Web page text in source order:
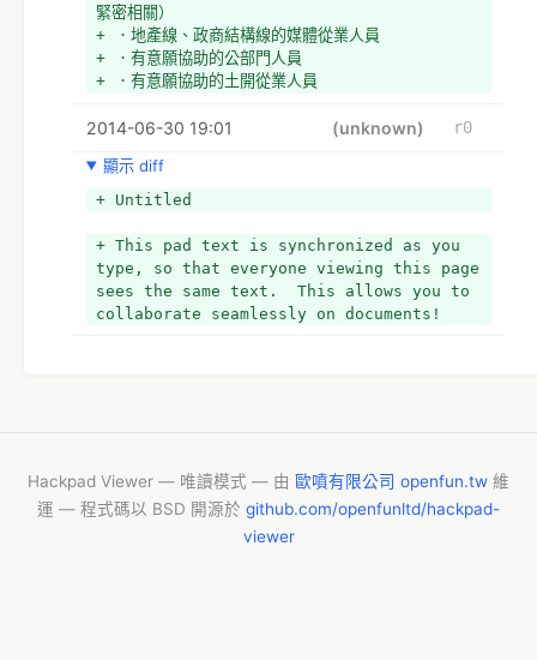
緊密相關）
+ ．地產線、政商結構線的媒體從業人員
+ ．有意願協助的公部門人員
+ ．有意願協助的土開從業人員
+ ．資料庫建置的程式人員
+ ．資料呈現的程式人員
+ ．行動企劃的構想人員
+
+
+ *實體行動與相關團體單位捲動：
+
2014-06-30 19:01 (unknown)
r0
顯示 diff
+ Untitled
+ This pad text is synchronized as you
type, so that everyone viewing this page
sees the same text.  This allows you to
collaborate seamlessly on documents!
Hackpad Viewer — 唯讀模式 — 由 歐噴有限公司 openfun.tw 維
運 — 程式碼以 BSD 開源於 github.com/openfunltd/hackpad-
viewer